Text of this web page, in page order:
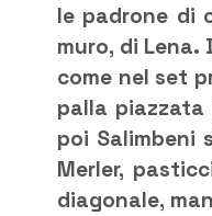
le padrone di
muro, di Lena.
come nel set
palla
poi Salimbeni
Merler,
diagonale,